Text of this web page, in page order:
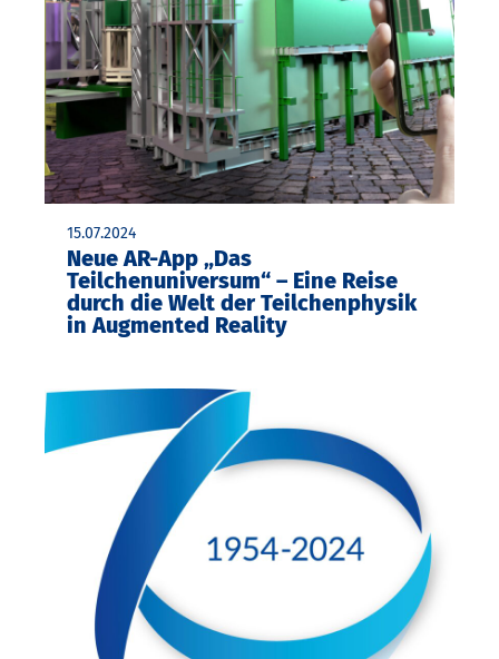
15.07.2024
Neue AR-App „Das
Teilchenuniversum“ – Eine Reise
durch die Welt der Teilchenphysik
in Augmented Reality